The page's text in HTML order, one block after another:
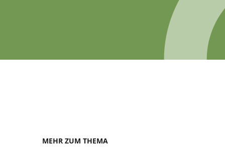
MEHR ZUM THEMA